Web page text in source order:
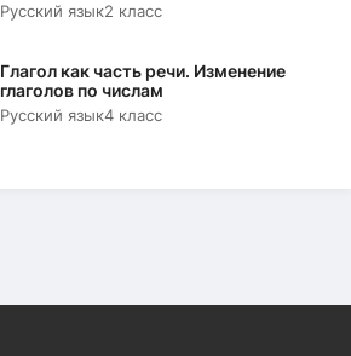
Русский язык2 класс
Глагол как часть речи. Изменение
глаголов по числам
Русский язык4 класс